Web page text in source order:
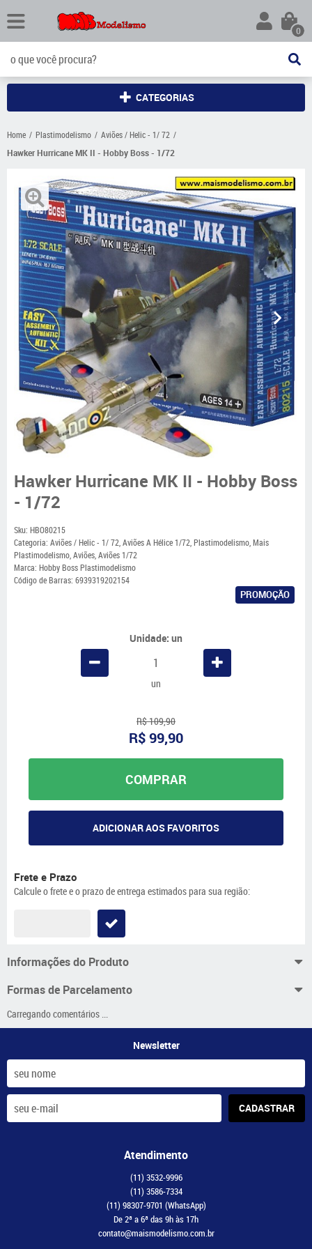
0
CATEGORIAS
Home Plastimodelismo
Aviões / Helic - 1/ 72
Hawker Hurricane MK II - Hobby Boss - 1/72
Hawker Hurricane MK II - Hobby Boss
- 1/72
Sku: HBO80215
Categoria: Aviões / Helic - 1/ 72,Aviões A Hélice 1/72,Plastimodelismo,Mais
Plastimodelismo,Aviões,Aviões 1/72
Marca: Hobby Boss Plastimodelismo
Código de Barras: 6939319202154
PROMOÇÃO
Unidade: un
un
R$ 109,90
R$ 99,90
COMPRAR
ADICIONAR AOS FAVORITOS
Frete e Prazo
Calcule o frete e o prazo de entrega estimados para sua região:
Informações do Produto
Formas de Parcelamento
Carregando comentários ...
Newsletter
CADASTRAR
Atendimento
(11) 3532-9996
(11) 3586-7334
(11) 98307-9701 (WhatsApp)
De 2ª a 6ª das 9h às 17h
contato@maismodelismo.com.br